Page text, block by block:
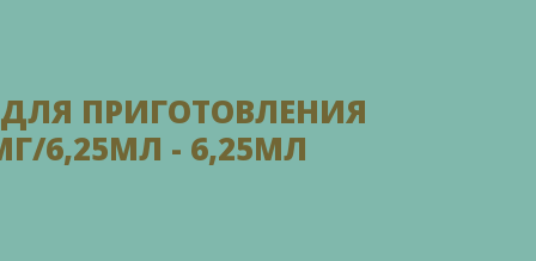
ПРИГОТОВЛЕНИЯ
6,25МЛ - 6,25МЛ